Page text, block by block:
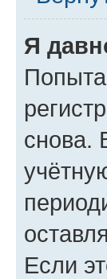
Я
снова.
Если